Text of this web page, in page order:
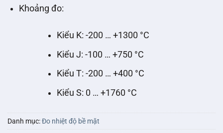
Khoảng đo:
Kiểu K: -200 … +1300 °C
Kiểu J: -100 … +750 °C
Kiểu T: -200 … +400 °C
Kiểu S: 0 … +1760 °C
Danh mục:Đo nhiệt độ bề mặt